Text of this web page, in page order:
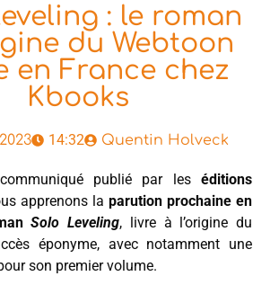
: le roman
du Webtoon
en France chez
Kbooks
14:32 Quentin Holveck
publié par les éditions
apprenons la parution prochaine en
Solo Leveling, livre à l’origine du
éponyme, avec notamment une
son premier volume.